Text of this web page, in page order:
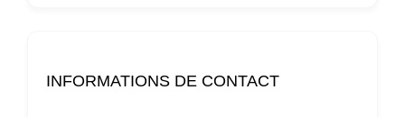
INFORMATIONS DE CONTACT